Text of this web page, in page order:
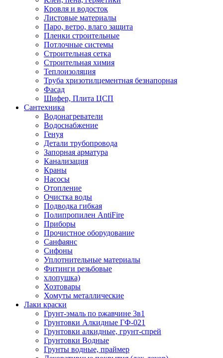
Кровля и водосток
Листовые материалы
Паро, ветро, влаго защита
Пленки строительные
Потлочные системы
Строительная сетка
Строительная химия
Теплоизоляция
Труба хризотилцементная безнапорная
Фасад
Шифер, Плита ЦСП
Сантехника
Водонагреватели
Водоснабжение
Генуя
Детали трубопровода
Запорная арматура
Канализация
Краны
Насосы
Отопление
Очистка воды
Подводка гибкая
Полипропилен AntiFire
Приборы
Прочистное оборудование
Санфаянс
Сифоны
Уплотнительные материалы
Фитинги резьбовые
хлопушка)
Хозтовары
Хомуты металлические
Лаки краски
Грунт-эмаль по ржавчине 3в1
Грунтовки Алкидные ГФ-021
Грунтовки алкидные, грунт-спрей
Грунтовки Водные
Грунты водные, праймер